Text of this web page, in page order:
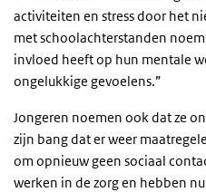
activiteiten en stress door het
met schoolachterstanden
invloed heeft op hun mentale
ongelukkige gevoelens.”
Jongeren noemen ook dat ze
zijn bang dat er weer
om opnieuw geen sociaal
werken in de zorg en hebben